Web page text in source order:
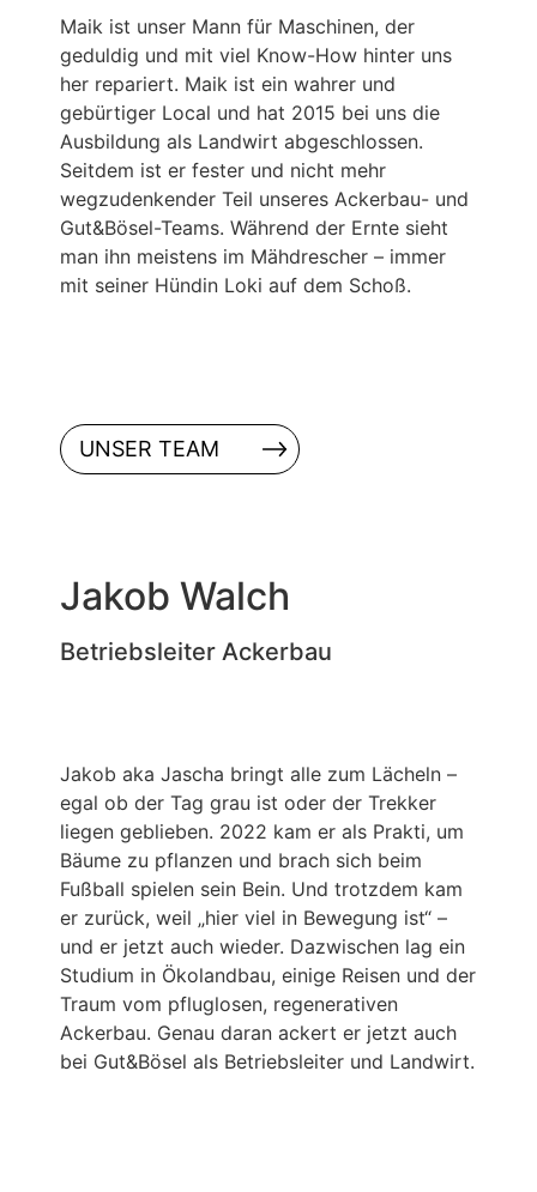
Maik ist unser Mann für Maschinen, der
geduldig und mit viel Know-How hinter uns
her repariert. Maik ist ein wahrer und
gebürtiger Local und hat 2015 bei uns die
Ausbildung als Landwirt abgeschlossen.
Seitdem ist er fester und nicht mehr
wegzudenkender Teil unseres Ackerbau- und
Gut&Bösel-Teams. Während der Ernte sieht
man ihn meistens im Mähdrescher – immer
mit seiner Hündin Loki auf dem Schoß.
UNSER TEAM
Jakob Walch
Betriebsleiter Ackerbau
Jakob aka Jascha bringt alle zum Lächeln –
egal ob der Tag grau ist oder der Trekker
liegen geblieben. 2022 kam er als Prakti, um
Bäume zu pflanzen und brach sich beim
Fußball spielen sein Bein. Und trotzdem kam
er zurück, weil „hier viel in Bewegung ist“ –
und er jetzt auch wieder. Dazwischen lag ein
Studium in Ökolandbau, einige Reisen und der
Traum vom pfluglosen, regenerativen
Ackerbau. Genau daran ackert er jetzt auch
bei Gut&Bösel als Betriebsleiter und Landwirt.